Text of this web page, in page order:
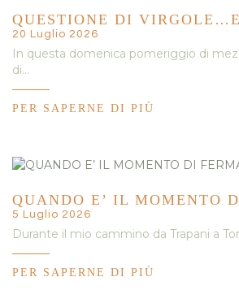
QUESTIONE DI
20 Luglio 2026
In questa domenica pomeriggio di
di…
PER SAPERNE DI PIÙ
QUANDO E’ IL MOMENTO
5 Luglio 2026
Durante il mio cammino da Trapani a
PER SAPERNE DI PIÙ